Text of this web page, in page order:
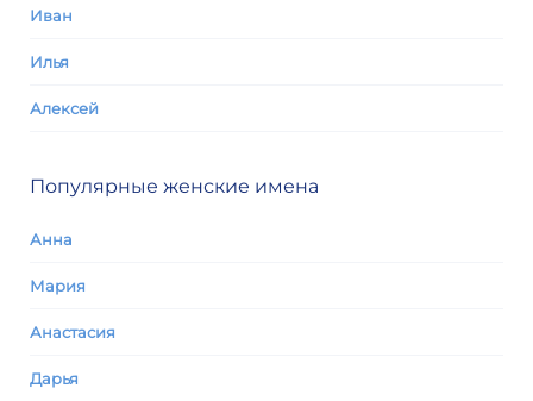
Иван
Илья
Алексей
Популярные женские имена
Анна
Мария
Анастасия
Дарья